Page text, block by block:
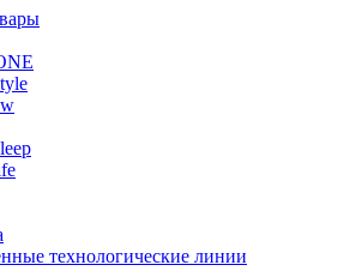
технологические линии